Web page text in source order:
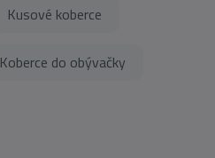
Kusové koberce
Koberce do obývačky